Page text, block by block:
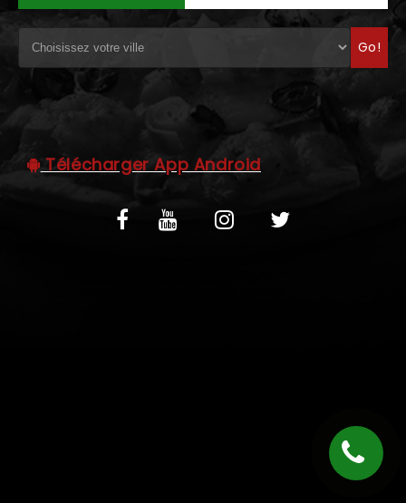
NOTRE RESTAURANT
VOS AVIS
MENTIONS LÉGALES
Go!
Télécharger App Android